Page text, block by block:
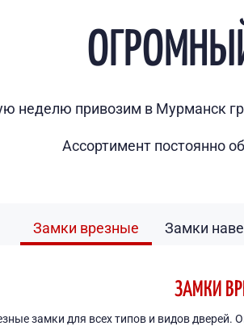
неделю привозим в Мурманск
Ассортимент постоянно
Замки врезные Замки
ЗАМКИ
замки для всех типов и видов